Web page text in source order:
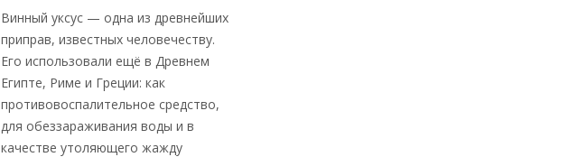
Винный уксус — одна из древнейших
приправ, известных человечеству.
Его использовали ещё в Древнем
Египте, Риме и Греции: как
противовоспалительное средство,
для обеззараживания воды и в
качестве утоляющего жажду